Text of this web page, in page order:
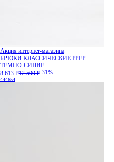
Акция интернет-магазина
БРЮКИ КЛАССИЧЕСКИЕ PPEP
ТЕМНО-СИНИЕ
8 613 ₽12 500 ₽-31%
444654